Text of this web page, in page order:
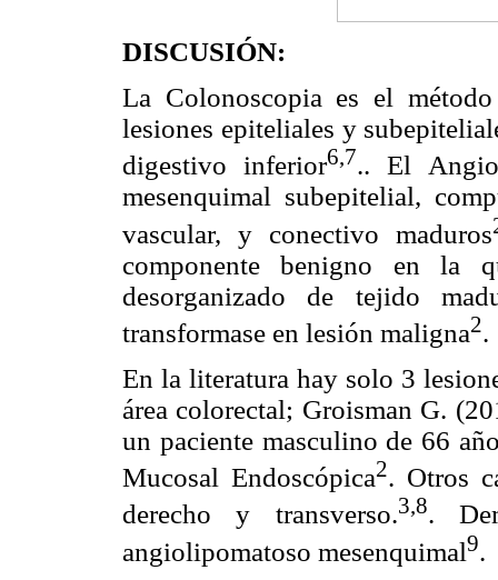
DISCUSIÓN:
La Colonoscopia es el
lesiones epiteliales y
digestivo inferior6,7.. El
mesenquimal subepitelial,
vascular, y conectivo maduros
componente benigno en la
desorganizado de tejido
transformase en lesión maligna2.
En la literatura hay solo 3
área colorectal; Groisman G.
un paciente masculino de 66
Mucosal Endoscópica2. Otros
derecho y transverso.3,8.
angiolipomatoso mesenquimal9.